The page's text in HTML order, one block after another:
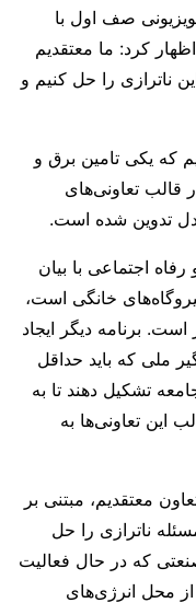
صف اول با
کرد: ما معتقدیم
ناترازی را حل کنیم و
که یکی تامین برق و
تعاونی‌های
تدوین شده است.
اجتماعی با بیان
خانگی است،
برنامه دیگر ایجاد
ملی که باید حداقل
تشکیل دهند تا به
این تعاونی‌ها به
معتقدیم، مبتنی بر
ناترازی را حل
که در حال فعالیت
از محل انرژی‌های